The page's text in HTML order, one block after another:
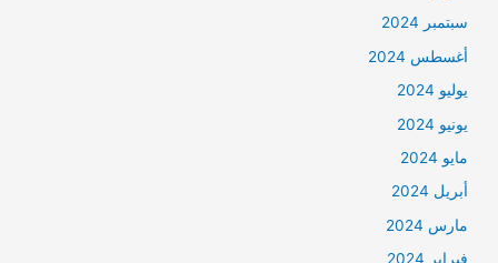
سبتمبر 2024
أغسطس 2024
يوليو 2024
يونيو 2024
مايو 2024
أبريل 2024
مارس 2024
فبراير 2024